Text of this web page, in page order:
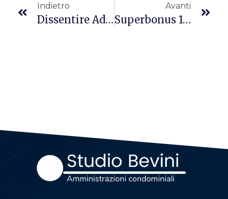
Indietro
Dissentire Ad Una Lite
Avanti
Superbonus 110% In Condominio